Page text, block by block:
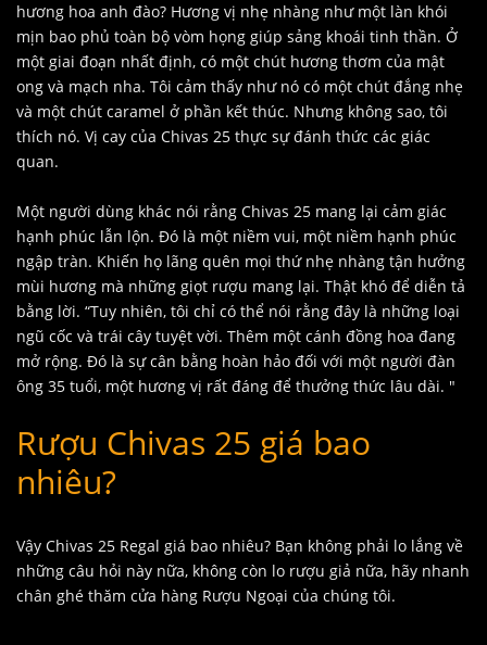
hương hoa anh đào? Hương vị nhẹ nhàng như một làn khói
mịn bao phủ toàn bộ vòm họng giúp sảng khoái tinh thần. Ở
một giai đoạn nhất định, có một chút hương thơm của mật
ong và mạch nha. Tôi cảm thấy như nó có một chút đắng nhẹ
và một chút caramel ở phần kết thúc. Nhưng không sao, tôi
thích nó. Vị cay của Chivas 25 thực sự đánh thức các giác
quan.
Một người dùng khác nói rằng Chivas 25 mang lại cảm giác
hạnh phúc lẫn lộn. Đó là một niềm vui, một niềm hạnh phúc
ngập tràn. Khiến họ lãng quên mọi thứ nhẹ nhàng tận hưởng
mùi hương mà những giọt rượu mang lại. Thật khó để diễn tả
bằng lời. “Tuy nhiên, tôi chỉ có thể nói rằng đây là những loại
ngũ cốc và trái cây tuyệt vời. Thêm một cánh đồng hoa đang
mở rộng. Đó là sự cân bằng hoàn hảo đối với một người đàn
ông 35 tuổi, một hương vị rất đáng để thưởng thức lâu dài. "
Rượu Chivas 25 giá bao
nhiêu?
Vậy Chivas 25 Regal giá bao nhiêu? Bạn không phải lo lắng về
những câu hỏi này nữa, không còn lo rượu giả nữa, hãy nhanh
chân ghé thăm cửa hàng Rượu Ngoại của chúng tôi.